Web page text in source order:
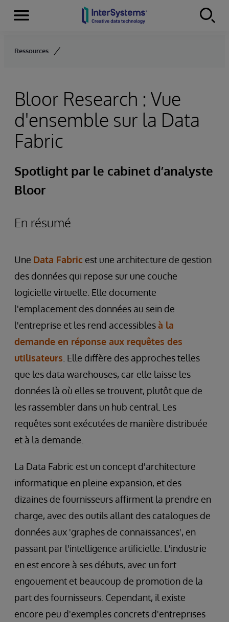
Skip to content
Menu
Ressources
Bloor Research : Vue
d'ensemble sur la Data
Fabric
Spotlight par le cabinet d’analyste
Bloor
En résumé
Une Data Fabric est une architecture de gestion
des données qui repose sur une couche
logicielle virtuelle. Elle documente
l'emplacement des données au sein de
l'entreprise et les rend accessiblesà la
demande en réponse aux requêtes des
utilisateurs . Elle diffère des approches telles
que les data warehouses, car elle laisse les
données là où elles se trouvent, plutôt que de
les rassembler dans un hub central. Les
requêtes sont exécutées de manière distribuée
et à la demande.
La Data Fabric est un concept d'architecture
informatique en pleine expansion, et des
dizaines de fournisseurs affirment la prendre en
charge, avec des outils allant des catalogues de
données aux 'graphes de connaissances', en
passant par l'intelligence artificielle. L'industrie
en est encore à ses débuts, avec un fort
engouement et beaucoup de promotion de la
part des fournisseurs. Cependant, il existe
encore peu d'exemples concrets d'entreprises